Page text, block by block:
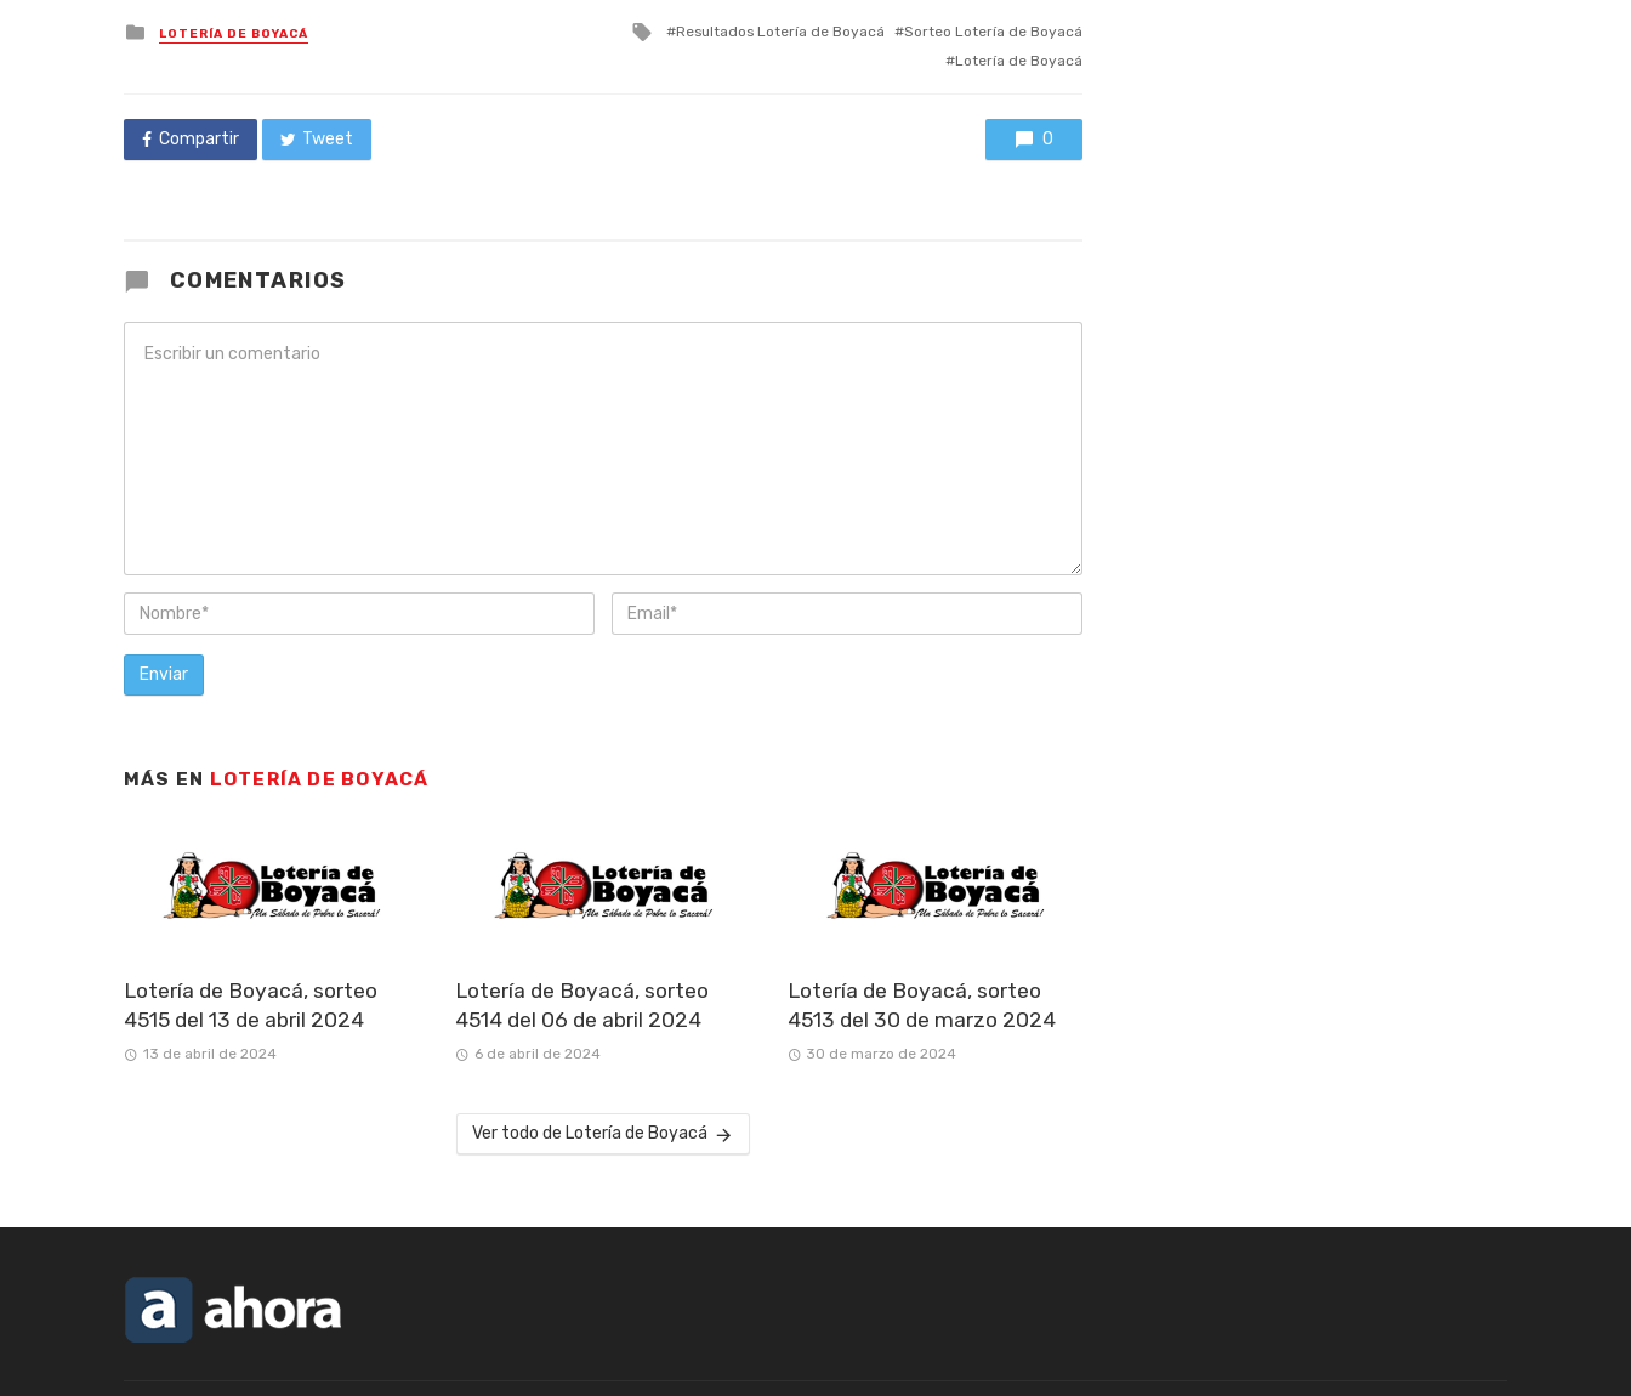
Posted
in
LOTERÍA DE BOYACÁ
Tagged
Resultados Lotería de Boyacá
Sorteo Lotería de Boyacá
Lotería de Boyacá
Compartir Tweet 0
COMENTARIOS
MÁS EN LOTERÍA DE BOYACÁ
Lotería de Boyacá, sorteo
4515 del 13 de abril 2024
13 de abril de 2024
Lotería de Boyacá, sorteo
4514 del 06 de abril 2024
6 de abril de 2024
Lotería de Boyacá, sorteo
4513 del 30 de marzo 2024
30 de marzo de 2024
Ver todo de Lotería de Boyacá